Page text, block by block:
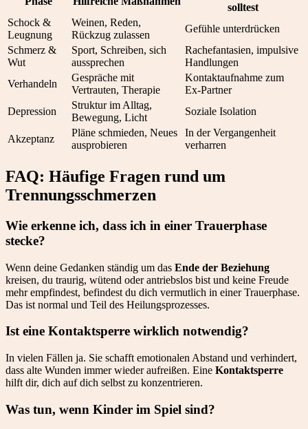
solltest
Schock &
Leugnung
Weinen, Reden,
Rückzug zulassen
Gefühle unterdrücken
Schmerz &
Wut
Sport, Schreiben, sich
aussprechen
Rachefantasien, impulsive
Handlungen
Verhandeln
Gespräche mit
Vertrauten, Therapie
Kontaktaufnahme zum
Ex-Partner
Depression
Struktur im Alltag,
Bewegung, Licht
Soziale Isolation
Akzeptanz
Pläne schmieden, Neues
ausprobieren
In der Vergangenheit
verharren
FAQ: Häufige Fragen rund um
Trennungsschmerzen
Wie erkenne ich, dass ich in einer Trauerphase
stecke?
Wenn deine Gedanken ständig um das Ende der Beziehung
kreisen, du traurig, wütend oder antriebslos bist und keine Freude
mehr empfindest, befindest du dich vermutlich in einer Trauerphase.
Das ist normal und Teil des Heilungsprozesses.
Ist eine Kontaktsperre wirklich notwendig?
In vielen Fällen ja. Sie schafft emotionalen Abstand und verhindert,
dass alte Wunden immer wieder aufreißen. Eine Kontaktsperre
hilft dir, dich auf dich selbst zu konzentrieren.
Was tun, wenn Kinder im Spiel sind?